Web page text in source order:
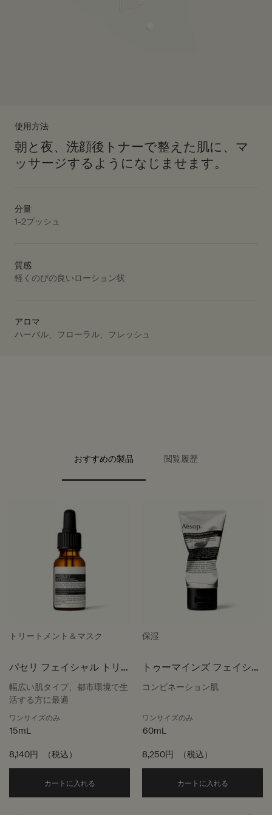
使用方法
朝と夜、洗顔後トナーで整えた肌に、マ
ッサージするようになじませます。
分量
1-2プッシュ
質感
軽くのびの良いローション状
アロマ
ハーバル、フローラル、フレッシュ
PDP carousel with text
PDP Video Flowplayer just on mobile
おすすめの製品 閲覧履歴
トリートメント＆マスク
パセリ フェイシャル トリ
ートメント
幅広い肌タイプ、都市環境で生
活する方に最適
ワンサイズのみ
15mL
8,140円 （税込）
カートに入れる Add the パセリ フェイシャル トリートメン
保湿
トゥーマインズ フェイシャ
ル ハイドレーター
コンビネーション肌
ワンサイズのみ
60mL
8,250円 （税込）
カートに入れる